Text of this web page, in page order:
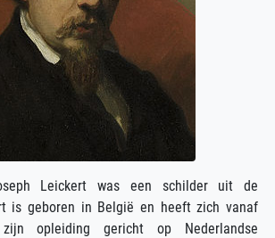
Leickert was een schilder uit de
is geboren in België en heeft zich vanaf
opleiding gericht op Nederlandse